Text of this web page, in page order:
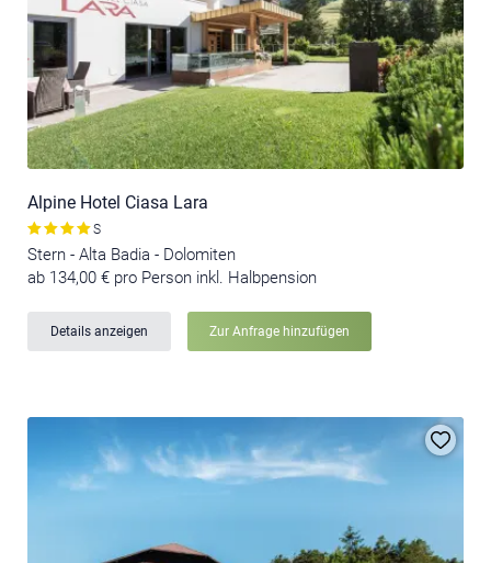
Alpine Hotel Ciasa Lara
S
Stern - Alta Badia - Dolomiten
ab 134,00 € pro Person inkl. Halbpension
Details anzeigen Zur Anfrage hinzufügen